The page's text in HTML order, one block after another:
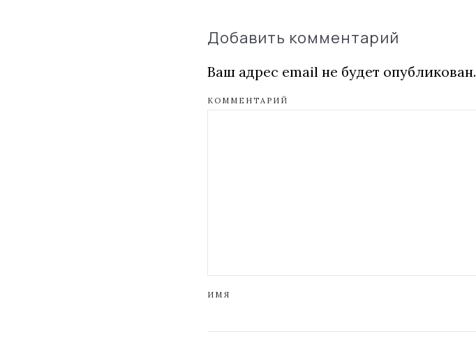
Добавить комментарий
Ваш адрес email не будет опубликован.
КОММЕНТАРИЙ
ИМЯ